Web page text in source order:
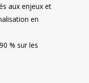
aux enjeux et
en
% sur les